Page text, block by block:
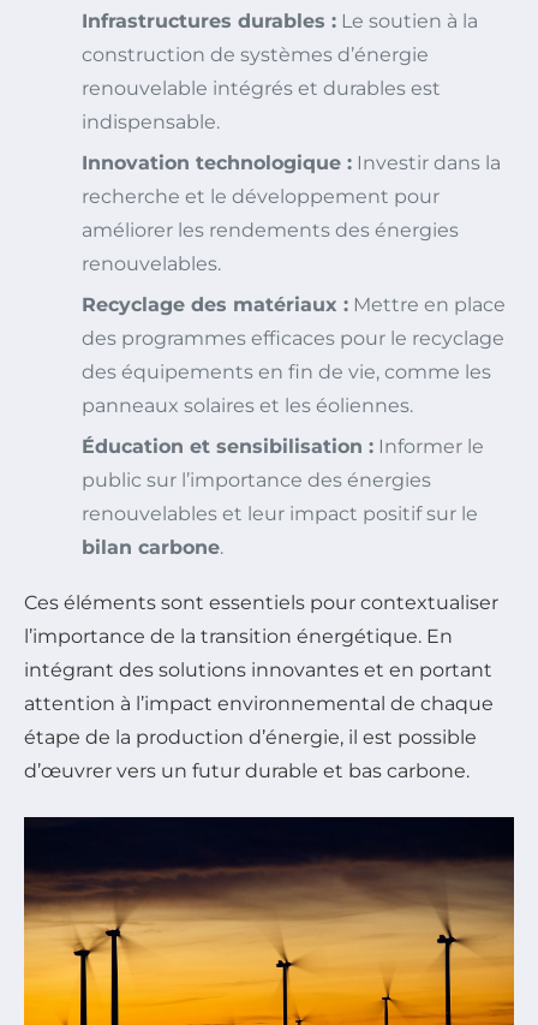
Infrastructures durables : Le soutien à la
construction de systèmes d’énergie
renouvelable intégrés et durables est
indispensable.
Innovation technologique : Investir dans la
recherche et le développement pour
améliorer les rendements des énergies
renouvelables.
Recyclage des matériaux : Mettre en place
des programmes efficaces pour le recyclage
des équipements en fin de vie, comme les
panneaux solaires et les éoliennes.
Éducation et sensibilisation : Informer le
public sur l’importance des énergies
renouvelables et leur impact positif sur le
bilan carbone.
Ces éléments sont essentiels pour contextualiser
l’importance de la transition énergétique. En
intégrant des solutions innovantes et en portant
attention à l’impact environnemental de chaque
étape de la production d’énergie, il est possible
d’œuvrer vers un futur durable et bas carbone.